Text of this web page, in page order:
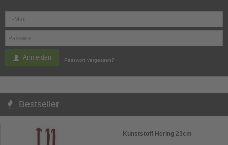
Anmelden Passwort vergessen?
Bestseller
Kunststoff Hering 23cm